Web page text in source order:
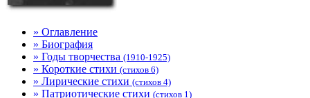
» Оглавление
» Биография
» Годы творчества (1910-1925)
» Короткие стихи (стихов 6)
» Лирические стихи (стихов 4)
» Патриотические стихи (стихов 1)